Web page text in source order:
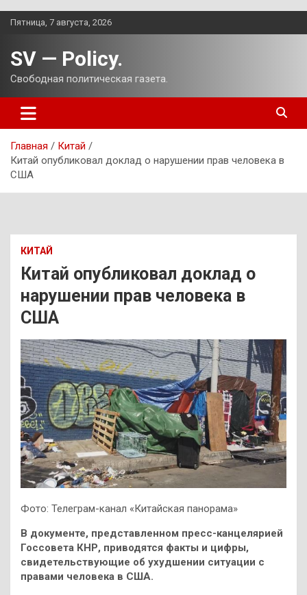
Перейти
Пятница, 7 августа, 2026
SV — Policy.
Свободная политическая газета.
Главная
Китай
Китай опубликовал доклад о нарушении прав человека в
США
КИТАЙ
Китай опубликовал доклад о
нарушении прав человека в
США
Фото: Телеграм-канал «Китайская панорама»
В документе, представленном пресс-канцелярией
Госсовета КНР, приводятся факты и цифры,
свидетельствующие об ухудшении ситуации с
правами человека в США.